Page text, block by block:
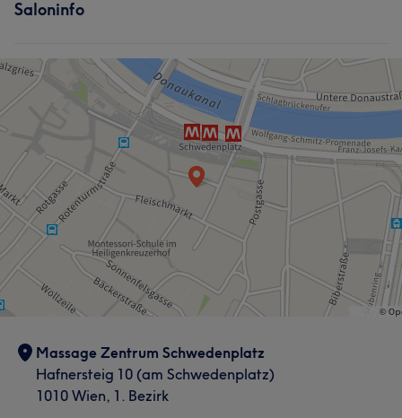
Aufmerksam
Was unsere Kunden über Xin sagen
Aufmerksam 10
Was unsere Kunden über Sunny sagen
Professionell 10 Kompetent 8
Saloninfo
Massage Zentrum Schwedenplatz
Hafnersteig 10 (am Schwedenplatz)
1010 Wien, 1. Bezirk